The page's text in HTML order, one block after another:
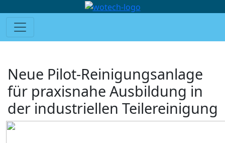
Neue Pilot-Reinigungsanlage
für praxisnahe Ausbildung in
der industriellen Teilereinigung